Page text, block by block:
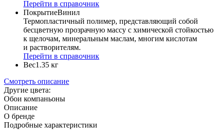
Перейти в справочник
ПокрытиеВинил
Термопластичный полимер, представляющий собой
бесцветную прозрачную массу с химической стойкостью
к щелочам, минеральным маслам, многим кислотам
и растворителям.
Перейти в справочник
Вес1.35 кг
Смотреть описание
Другие цвета:
Обои компаньоны
Описание
О бренде
Подробные характеристики